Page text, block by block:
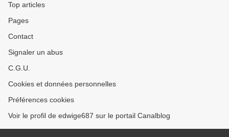
Top articles
Pages
Contact
Signaler un abus
C.G.U.
Cookies et données personnelles
Préférences cookies
Voir le profil de edwige687 sur le portail Canalblog